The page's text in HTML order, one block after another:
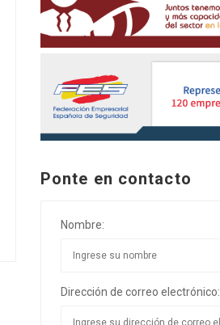
Ponte en contacto
Nombre:
Dirección de correo electrónico: